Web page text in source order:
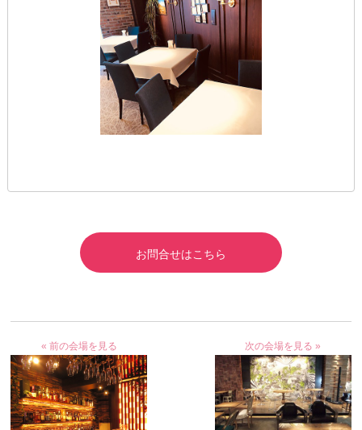
お問合せはこちら
« 前の会場を見る 次の会場を見る »